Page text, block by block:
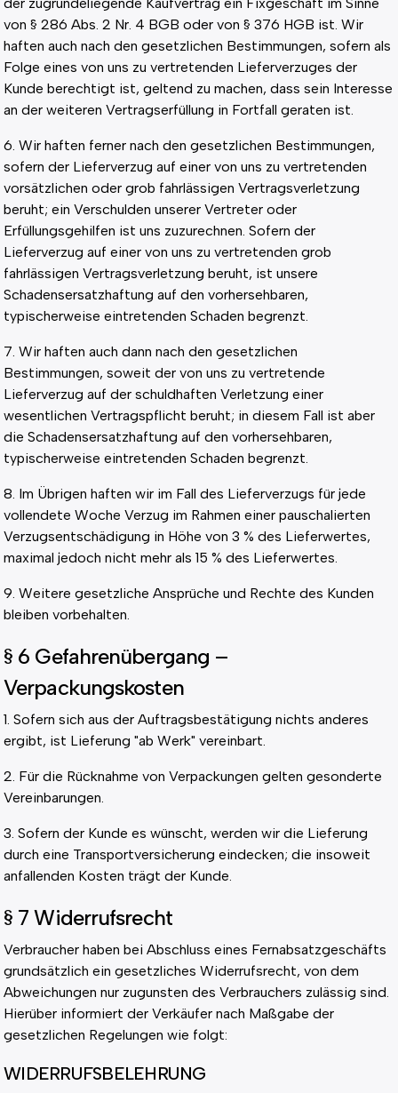
von § 286 Abs. 2 Nr. 4 BGB oder von § 376 HGB ist. Wir
haften auch nach den gesetzlichen Bestimmungen, sofern als
Folge eines von uns zu vertretenden Lieferverzuges der
Kunde berechtigt ist, geltend zu machen, dass sein Interesse
an der weiteren Vertragserfüllung in Fortfall geraten ist.
6. Wir haften ferner nach den gesetzlichen Bestimmungen,
sofern der Lieferverzug auf einer von uns zu vertretenden
vorsätzlichen oder grob fahrlässigen Vertragsverletzung
beruht; ein Verschulden unserer Vertreter oder
Erfüllungsgehilfen ist uns zuzurechnen. Sofern der
Lieferverzug auf einer von uns zu vertretenden grob
fahrlässigen Vertragsverletzung beruht, ist unsere
Schadensersatzhaftung auf den vorhersehbaren,
typischerweise eintretenden Schaden begrenzt.
7. Wir haften auch dann nach den gesetzlichen
Bestimmungen, soweit der von uns zu vertretende
Lieferverzug auf der schuldhaften Verletzung einer
wesentlichen Vertragspflicht beruht; in diesem Fall ist aber
die Schadensersatzhaftung auf den vorhersehbaren,
typischerweise eintretenden Schaden begrenzt.
8. Im Übrigen haften wir im Fall des Lieferverzugs für jede
vollendete Woche Verzug im Rahmen einer pauschalierten
Verzugsentschädigung in Höhe von 3 % des Lieferwertes,
maximal jedoch nicht mehr als 15 % des Lieferwertes.
9. Weitere gesetzliche Ansprüche und Rechte des Kunden
bleiben vorbehalten.
§ 6 Gefahrenübergang –
Verpackungskosten
1. Sofern sich aus der Auftragsbestätigung nichts anderes
ergibt, ist Lieferung "ab Werk" vereinbart.
2. Für die Rücknahme von Verpackungen gelten gesonderte
Vereinbarungen.
3. Sofern der Kunde es wünscht, werden wir die Lieferung
durch eine Transportversicherung eindecken; die insoweit
anfallenden Kosten trägt der Kunde.
§ 7 Widerrufsrecht
Verbraucher haben bei Abschluss eines Fernabsatzgeschäfts
grundsätzlich ein gesetzliches Widerrufsrecht, von dem
Abweichungen nur zugunsten des Verbrauchers zulässig sind.
Hierüber informiert der Verkäufer nach Maßgabe der
gesetzlichen Regelungen wie folgt:
WIDERRUFSBELEHRUNG